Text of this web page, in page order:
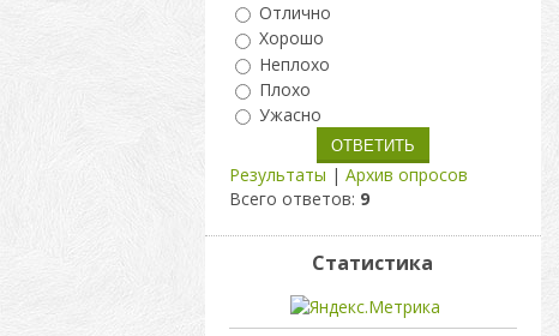
Отлично
Хорошо
Неплохо
Плохо
Ужасно
Результаты | Архив опросов
Всего ответов: 9
Статистика